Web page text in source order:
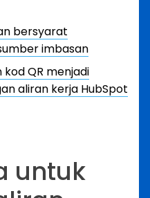
bersyarat
imbasan
QR menjadi
aliran kerja HubSpot
untuk